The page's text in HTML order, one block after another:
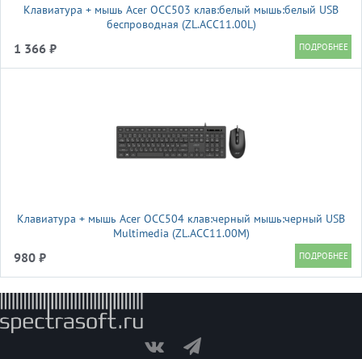
Клавиатура + мышь Acer OCC503 клав:белый мышь:белый USB
беспроводная (ZL.ACC11.00L)
1 366 ₽
Клавиатура + мышь Acer OCC504 клав:черный мышь:черный USB
Multimedia (ZL.ACC11.00M)
980 ₽